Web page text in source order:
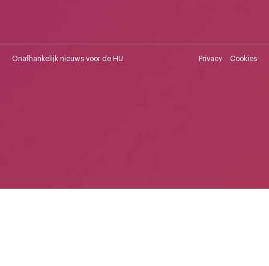
Onafhankelijk nieuws voor de HU Privacy Cookies